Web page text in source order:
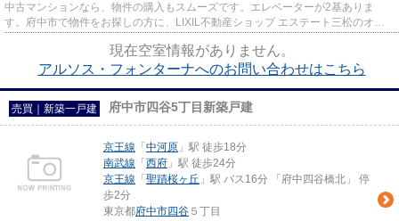
中古マンションなら、物件の購入もスムーズです。エレベーターが2基ありま
す。府中市で物件をお探しの方に、LIXIL不動産ショップ エステート三松のオス
現在空室情報がありません。
アルソス・フォンターナへのお問い合わせはこちら
売買｜新築一戸建 府中市四谷5丁目新築戸建
京王線 「 中河原 」駅 徒歩18分
南武線 「 西府 」駅 徒歩24分
京王線 「 聖蹟桜ヶ丘 」駅 バス16分 「府中四谷橋北」 停
歩2分
東京都府中市四谷 ５丁目